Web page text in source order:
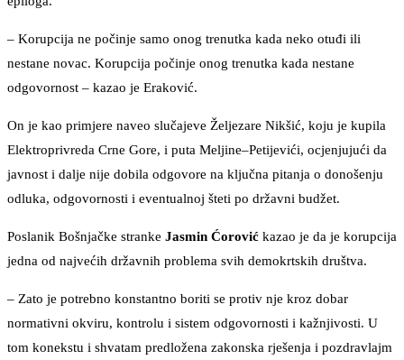
– Korupcija ne počinje samo onog trenutka kada neko otuđi ili
nestane novac. Korupcija počinje onog trenutka kada nestane
odgovornost – kazao je Eraković.
On je kao primjere naveo slučajeve Željezare Nikšić, koju je kupila
Elektroprivreda Crne Gore, i puta Meljine–Petijevići, ocjenjujući da
javnost i dalje nije dobila odgovore na ključna pitanja o donošenju
odluka, odgovornosti i eventualnoj šteti po državni budžet.
Poslanik Bošnjačke stranke Jasmin Ćorović kazao je da je korupcija
jedna od najvećih državnih problema svih demokrtskih društva.
– Zato je potrebno konstantno boriti se protiv nje kroz dobar
normativni okviru, kontrolu i sistem odgovornosti i kažnjivosti. U
tom konekstu i shvatam predložena zakonska rješenja i pozdravlajm